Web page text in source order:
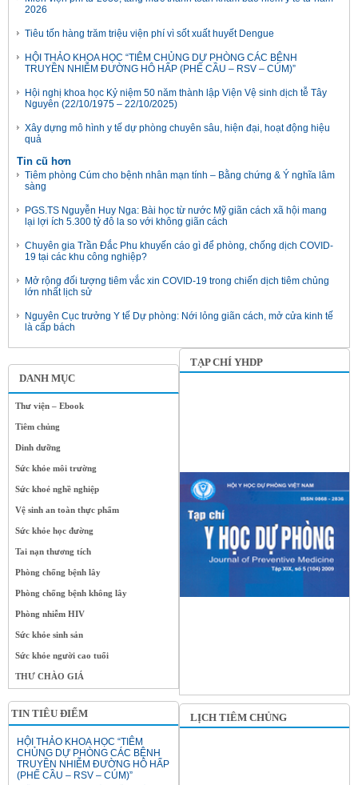
DANH MỤC
Thư viện – Ebook
Tiêm chủng
Dinh dưỡng
Sức khỏe môi trường
Sức khoẻ nghề nghiệp
Vệ sinh an toàn thực phẩm
Sức khỏe học đường
Tai nạn thương tích
Phòng chống bệnh lây
Phòng chống bệnh không lây
Phòng nhiễm HIV
Sức khỏe sinh sản
Sức khỏe người cao tuổi
THƯ CHÀO GIÁ
TIN TIÊU ĐIỂM
HỘI THẢO KHOA HỌC “TIÊM
CHỦNG DỰ PHÒNG CÁC BỆNH
TRUYỀN NHIỄM ĐƯỜNG HÔ HẤP
(PHẾ CẦU – RSV – CÚM)”
2026
Tiêu tốn hàng trăm triệu viện phí vì sốt xuất huyết Dengue
HỘI THẢO KHOA HỌC “TIÊM CHỦNG DỰ PHÒNG CÁC BỆNH
TRUYỀN NHIỄM ĐƯỜNG HÔ HẤP (PHẾ CẦU – RSV – CÚM)”
Hội nghị khoa học Kỷ niệm 50 năm thành lập Viện Vệ sinh dịch tễ Tây
Nguyên (22/10/1975 – 22/10/2025)
Xây dựng mô hình y tế dự phòng chuyên sâu, hiện đại, hoạt động hiệu
quả
Tin cũ hơn
Tiêm phòng Cúm cho bệnh nhân mạn tính – Bằng chứng & Ý nghĩa lâm
sàng
PGS.TS Nguyễn Huy Nga: Bài học từ nước Mỹ giãn cách xã hội mang
lại lợi ích 5.300 tỷ đô la so với không giãn cách
Chuyên gia Trần Đắc Phu khuyến cáo gì để phòng, chống dịch COVID-
19 tại các khu công nghiệp?
Mở rộng đối tượng tiêm vắc xin COVID-19 trong chiến dịch tiêm chủng
lớn nhất lịch sử
Nguyên Cục trưởng Y tế Dự phòng: Nới lỏng giãn cách, mở cửa kinh tế
là cấp bách
TẠP CHÍ YHDP
LỊCH TIÊM CHỦNG